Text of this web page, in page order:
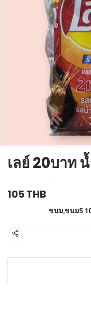
เลย์ 20บาท
105 THB
ขนม,ขนม5
แชร์